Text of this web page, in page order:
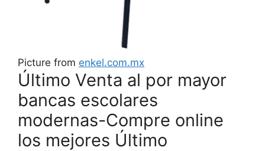
Picture from enkel.com.mx
Último Venta al por mayor
bancas escolares
modernas-Compre online
los mejores Último